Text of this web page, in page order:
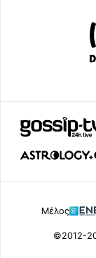
Μέλος
©2012-